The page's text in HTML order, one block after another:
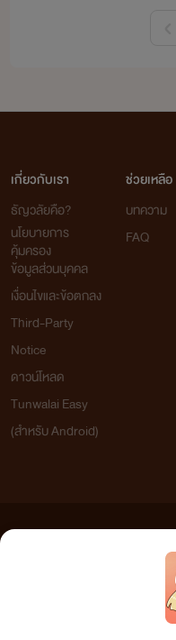
เกี่ยวกับเรา
ธัญวลัยคือ?
นโยบายการ
คุ้มครอง
ข้อมูลส่วนบุคคล
เงื่อนไขและข้อตกลง
Third-Party
Notice
ดาวน์โหลด
Tunwalai Easy
(สำหรับ Android)
ช่วยเหลือ
บทความ
FAQ
เว็บไซต์แห่งนี้ไม่ได้เห็นด้วยและไม่ขอรับผิด
วิจารณญาณในการกลั่นกรองด้วยตนเอง แ
กรุณาแจ้งมาที่ tunwalai@ookbee.com เพื่
ลิขสิทธิ์ตามพระราชบัญญัติลิขสิทธิ์ (ฉบับเพิ่ม